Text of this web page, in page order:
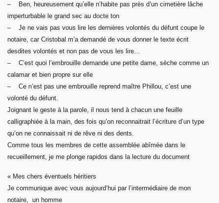
– Ben, heureusement qu’elle n’habite pas près d’un cimetière lâche
imperturbable le grand sec au docte ton
– Je ne vais pas vous lire les dernières volontés du défunt coupe le
notaire, car Cristobal m’a demandé de vous donner le texte écrit
desdites volontés et non pas de vous les lire…
– C’est quoi l’embrouille demande une petite dame, sèche comme un
calamar et bien propre sur elle
– Ce n’est pas une embrouille reprend maître Phillou, c’est une
volonté du défunt.
Joignant le geste à la parole, il nous tend à chacun une feuille
calligraphiée à la main, des fois qu’on reconnaitrait l’écriture d’un type
qu’on ne connaissait ni de rêve ni des dents.
Comme tous les membres de cette assemblée abîmée dans le
recueillement, je me plonge rapidos dans la lecture du document
« Mes chers éventuels héritiers
Je communique avec vous aujourd’hui par l’intermédiaire de mon
notaire, un homme